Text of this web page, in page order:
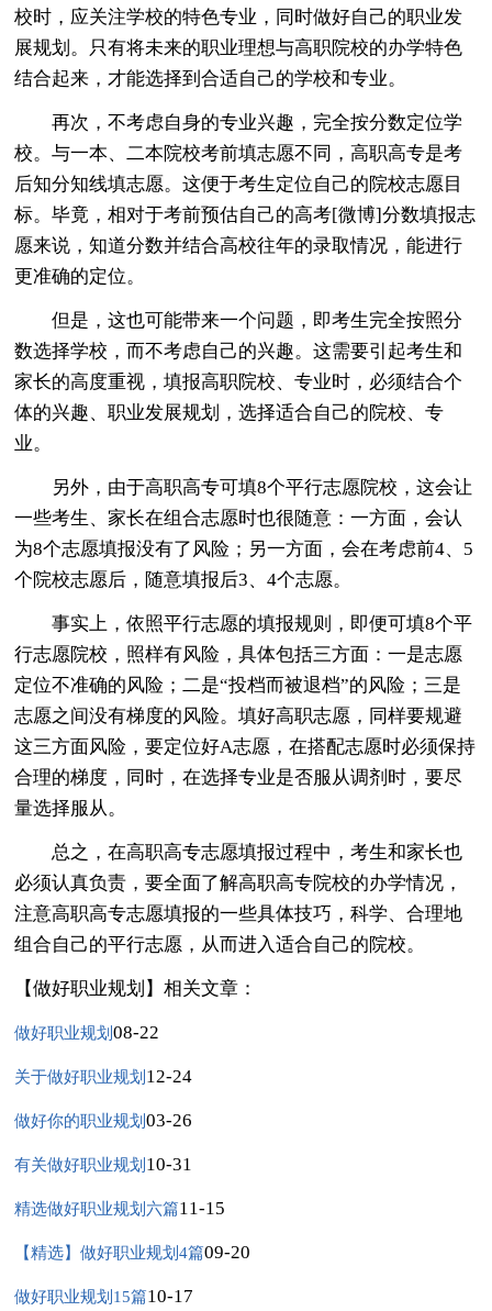
校时，应关注学校的特色专业，同时做好自己的职业发
展规划。只有将未来的职业理想与高职院校的办学特色
结合起来，才能选择到合适自己的学校和专业。
再次，不考虑自身的专业兴趣，完全按分数定位学
校。与一本、二本院校考前填志愿不同，高职高专是考
后知分知线填志愿。这便于考生定位自己的院校志愿目
标。毕竟，相对于考前预估自己的高考[微博]分数填报志
愿来说，知道分数并结合高校往年的录取情况，能进行
更准确的定位。
但是，这也可能带来一个问题，即考生完全按照分
数选择学校，而不考虑自己的兴趣。这需要引起考生和
家长的高度重视，填报高职院校、专业时，必须结合个
体的兴趣、职业发展规划，选择适合自己的院校、专
业。
另外，由于高职高专可填8个平行志愿院校，这会让
一些考生、家长在组合志愿时也很随意：一方面，会认
为8个志愿填报没有了风险；另一方面，会在考虑前4、5
个院校志愿后，随意填报后3、4个志愿。
事实上，依照平行志愿的填报规则，即便可填8个平
行志愿院校，照样有风险，具体包括三方面：一是志愿
定位不准确的风险；二是“投档而被退档”的风险；三是
志愿之间没有梯度的风险。填好高职志愿，同样要规避
这三方面风险，要定位好A志愿，在搭配志愿时必须保持
合理的梯度，同时，在选择专业是否服从调剂时，要尽
量选择服从。
总之，在高职高专志愿填报过程中，考生和家长也
必须认真负责，要全面了解高职高专院校的办学情况，
注意高职高专志愿填报的一些具体技巧，科学、合理地
组合自己的平行志愿，从而进入适合自己的院校。
【做好职业规划】相关文章：
做好职业规划08-22
关于做好职业规划 12-24
做好你的职业规划03-26
有关做好职业规划 10-31
精选做好职业规划六篇11-15
【精选】做好职业规划4篇09-20
做好职业规划15篇10-17